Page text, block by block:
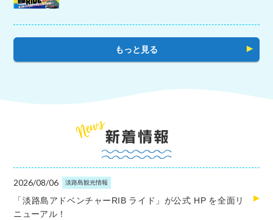
もっと見る
2026/08/06 淡路島観光情報
「淡路島アドベンチャーRIB ライド」が公式 HP を全面リ
ニューアル！